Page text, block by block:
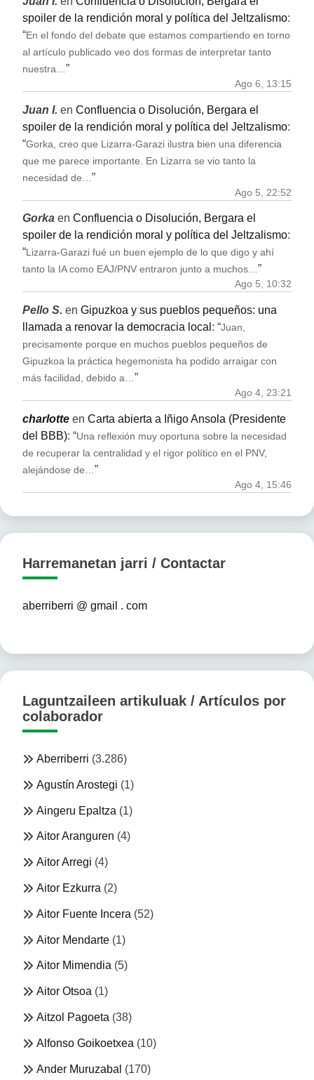
spoiler de la rendición moral y política del Jeltzalismo:
“En el fondo del debate que estamos compartiendo en torno
al artículo publicado veo dos formas de interpretar tanto
nuestra… ”
Ago 6, 13:15
Juan I. en Confluencia o Disolución, Bergara el
spoiler de la rendición moral y política del Jeltzalismo:
“Gorka, creo que Lizarra-Garazi ilustra bien una diferencia
que me parece importante. En Lizarra se vio tanto la
necesidad de… ”
Ago 5, 22:52
Gorka en Confluencia o Disolución, Bergara el
spoiler de la rendición moral y política del Jeltzalismo:
“Lizarra-Garazi fué un buen ejemplo de lo que digo y ahí
tanto la IA como EAJ/PNV entraron junto a muchos…”
Ago 5, 10:32
Pello S. en Gipuzkoa y sus pueblos pequeños: una
llamada a renovar la democracia local : “Juan,
precisamente porque en muchos pueblos pequeños de
Gipuzkoa la práctica hegemonista ha podido arraigar con
más facilidad, debido a…”
Ago 4, 23:21
charlotte en Carta abierta a Iñigo Ansola (Presidente
del BBB): “Una reflexión muy oportuna sobre la necesidad
de recuperar la centralidad y el rigor político en el PNV,
alejándose de…”
Ago 4, 15:46
Harremanetan jarri / Contactar
aberriberri @ gmail . com
Laguntzaileen artikuluak / Artículos por
colaborador
Aberriberri (3.286)
Agustín Arostegi (1)
Aingeru Epaltza (1)
Aitor Aranguren (4)
Aitor Arregi (4)
Aitor Ezkurra (2)
Aitor Fuente Incera (52)
Aitor Mendarte (1)
Aitor Mimendia (5)
Aitor Otsoa (1)
Aitzol Pagoeta (38)
Alfonso Goikoetxea (10)
Ander Muruzabal (170)